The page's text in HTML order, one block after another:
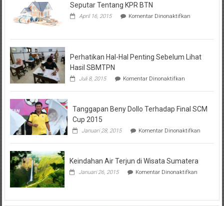
Seputar Tentang KPR BTN
April 16, 2015 Komentar Dinonaktifkanpada
KPR
Perhatikan Hal-Hal Penting Sebelum Lihat
Hasil SBMTPN
Juli 8, 2015 Komentar Dinonaktifkanpada
Hal-
Penting
Hasil
Tanggapan Beny Dollo Terhadap Final SCM
Cup 2015
Januari 28, 2015 Komentar Dinonaktifkanpada
Beny
Keindahan Air Terjun di Wisata Sumatera
Januari 26, 2015 Komentar Dinonaktifkanpada
di